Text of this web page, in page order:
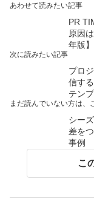
あわせて読みたい記事
PR
原因
年版】
次に読みたい記事
プロ
信す
テン
まだ読んでいない方は、
シー
差を
事例
こ